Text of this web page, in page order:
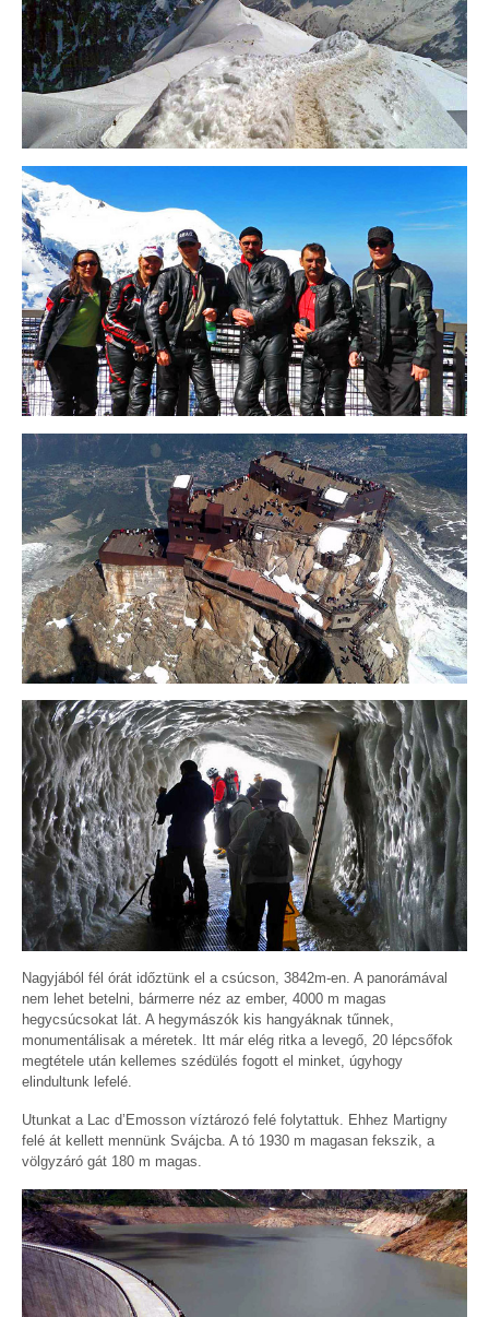
Nagyjából fél órát időztünk el a csúcson, 3842m-en. A panorámával
nem lehet betelni, bármerre néz az ember, 4000 m magas
hegycsúcsokat lát. A hegymászók kis hangyáknak tűnnek,
monumentálisak a méretek. Itt már elég ritka a levegő, 20 lépcsőfok
megtétele után kellemes szédülés fogott el minket, úgyhogy
elindultunk lefelé.
Utunkat a Lac d’Emosson víztározó felé folytattuk. Ehhez Martigny
felé át kellett mennünk Svájcba. A tó 1930 m magasan fekszik, a
völgyzáró gát 180 m magas.